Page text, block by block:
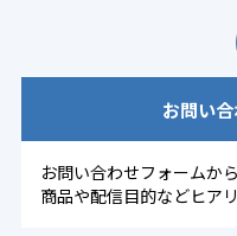
お問い
お問い合わせフォームか
商品や配信目的などヒア